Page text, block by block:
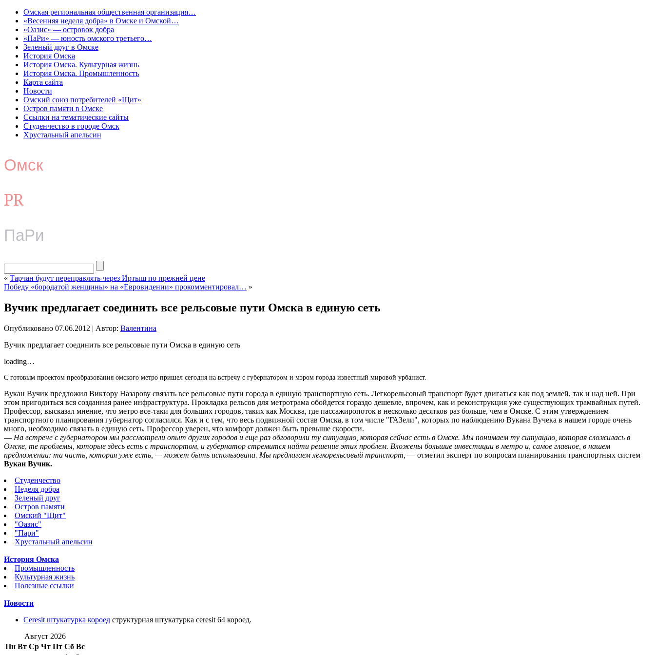
Омская региональная общественная организация…
«Весенняя неделя добра» в Омске и Омской…
«Оазис» — островок добра
«ПаРи» — юность омского третьего…
Зеленый друг в Омске
История Омска
История Омска. Культурная жизнь
История Омска. Промышленность
Карта сайта
Новости
Омский союз потребителей «Щит»
Остров памяти в Омске
Ссылки на тематические сайты
Студенчество в городе Омск
Хрустальный апельсин
Омск
PR
ПаРи
« Тарчан будут переправлять через Иртыш по прежней цене
Победу «бородатой женщины» на «Евровидении» прокомментировал… »
Вучик предлагает соединить все рельсовые пути Омска в единую сеть
Опубликовано 07.06.2012 | Автор: Валентина
Вучик предлагает соединить все рельсовые пути Омска в единую сеть
loading…
С готовым проектом преобразования омского метро пришел сегодня на встречу с губернатором и мэром города известный мировой урбанист.
Вукан Вучик предложил Виктору Назарову связать все рельсовые пути города в единую транспортную сеть. Легкорельсовый транспорт будет двигаться как под землей, так и над ней. При
этом пригодиться вся созданная ранее инфраструктура. Прокладка рельсов для метротрама обойдется гораздо дешевле, впрочем, как и реконструкция уже существующих трамвайных путей.
Профессор, высказал мнение, что метро все-таки для больших городов, таких как Москва, где пассажиропоток в несколько десятков раз больше, чем в Омске. С этим утверждением
транспортного планирования губернатор согласился. Как и с тем, что весь подвижной состав Омска, в том числе "ГАЗели", которых по наблюдению Вукана Вучека в нашем городе очень
много, необходимо связать в единую сеть. Профессор уверен, что комфорт должен быть превыше скорости.
— На встрече с губернатором мы рассмотрели опыт других городов и еще раз обговорили ту ситуацию, которая сейчас есть в Омске. Мы понимаем ту ситуацию, которая сложилась в
Омске, те проблемы, которые здесь есть с транспортом, и губернатор стремится найти решение этих проблем. Вложены большие инвестиции в метро и, самое главное, в нашем
предложении: та часть, которая уже есть, — может быть использована. Мы предлагаем легкорельсовый транспорт, — отметил эксперт по вопросам планирования транспортных систем
Вукан Вучик.
Студенчество
Неделя добра
Зеленый друг
Остров памяти
Омский "Щит"
"Оазис"
"Пари"
Хрустальный апельсин
История Омска
Промышленность
Культурная жизнь
Полезные ссылки
Новости
Ceresit штукатурка короед структурная штукатурка ceresit 64 короед.
Август 2026
Пн Вт Ср Чт Пт Сб Вс